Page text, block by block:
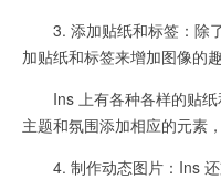
3. 添加贴纸和标签：除了
加贴纸和标签来增加图像的趣
Ins 上有各种各样的贴纸
主题和氛围添加相应的元素
4. 制作动态图片：Ins 还